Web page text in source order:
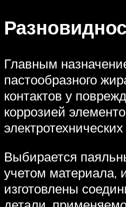
Главным
пастообразного
контактов у
коррозией
Выбирается
учетом материала,
изготовлены